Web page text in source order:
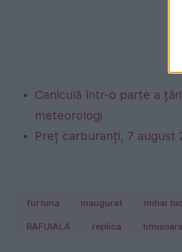
Caniculă într-o parte a
meteorologi
Preț carburanți, 7 august
furtuna inaugurat mihai
RAFUIALA replica timisoara